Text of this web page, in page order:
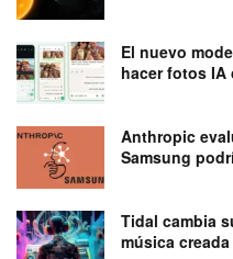
El nuevo
hacer fotos
Anthropic
Samsung
Tidal cambia
música